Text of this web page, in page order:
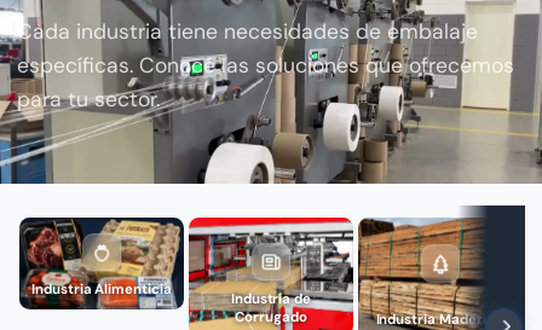
Cada industria tiene necesidades de embalaje
específicas. Conocé las soluciones que ofrecemos
para tu sector.
Industria Alimenticia
Industria de
Corrugado
Industria Maderera